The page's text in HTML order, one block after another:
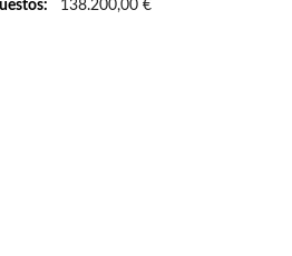
138.200,00 €